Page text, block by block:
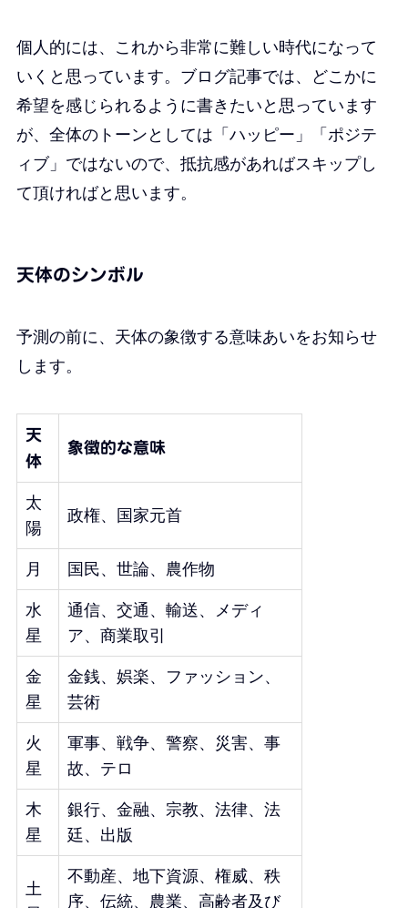
個人的には、これから非常に難しい時代になって
いくと思っています。ブログ記事では、どこかに
希望を感じられるように書きたいと思っています
が、全体のトーンとしては「ハッピー」「ポジテ
ィブ」ではないので、抵抗感があればスキップし
て頂ければと思います。
天体のシンボル
予測の前に、天体の象徴する意味あいをお知らせ
します。
天
体
象徴的な意味
太
陽
政権、国家元首
月 国民、世論、農作物
水
星
通信、交通、輸送、メディ
ア、商業取引
金
星
金銭、娯楽、ファッション、
芸術
火
星
軍事、戦争、警察、災害、事
故、テロ
木
星
銀行、金融、宗教、法律、法
廷、出版
土
不動産、地下資源、権威、秩
序、伝統、農業、高齢者及び